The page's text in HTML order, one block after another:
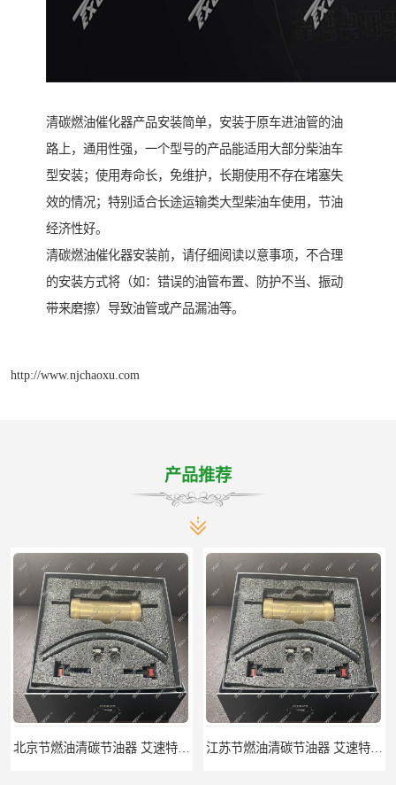
清碳燃油催化器产品安装简单，安装于原车进油管的油
路上，通用性强，一个型号的产品能适用大部分柴油车
型安装；使用寿命长，免维护，长期使用不存在堵塞失
效的情况；特别适合长途运输类大型柴油车使用，节油
经济性好。
清碳燃油催化器安装前，请仔细阅读以意事项，不合理
的安装方式将（如：错误的油管布置、防护不当、振动
带来磨擦）导致油管或产品漏油等。
http://www.njchaoxu.com
产品推荐